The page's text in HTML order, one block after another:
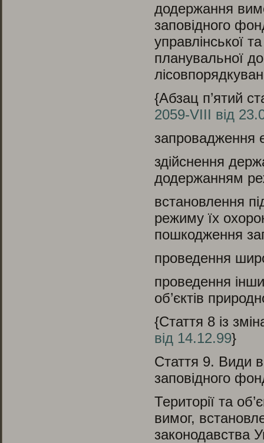
додержання
заповідного
управлінської
планувальної
{Абзац п’ятий
2059-VIII від
запровадження
здійснення
додержанням
встановлення
режиму їх
пошкодження
проведення
проведення
об’єктів
{Стаття 8 із
від 14.12.99}
Стаття 9. Види
заповідного
Території та
вимог,
законодавства